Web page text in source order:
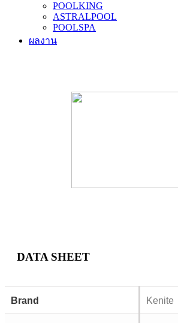
POOLKING
ASTRALPOOL
POOLSPA
ผลงาน
DATA SHEET
Brand Kenite